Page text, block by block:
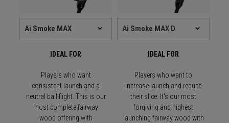
IDEAL FOR IDEAL FOR
Players who want
consistent launch and a
neutral ball flight. This is our
most complete fairway
wood offering with
Players who want to
increase launch and reduce
their slice. It's our most
forgiving and highest
launching fairway wood with